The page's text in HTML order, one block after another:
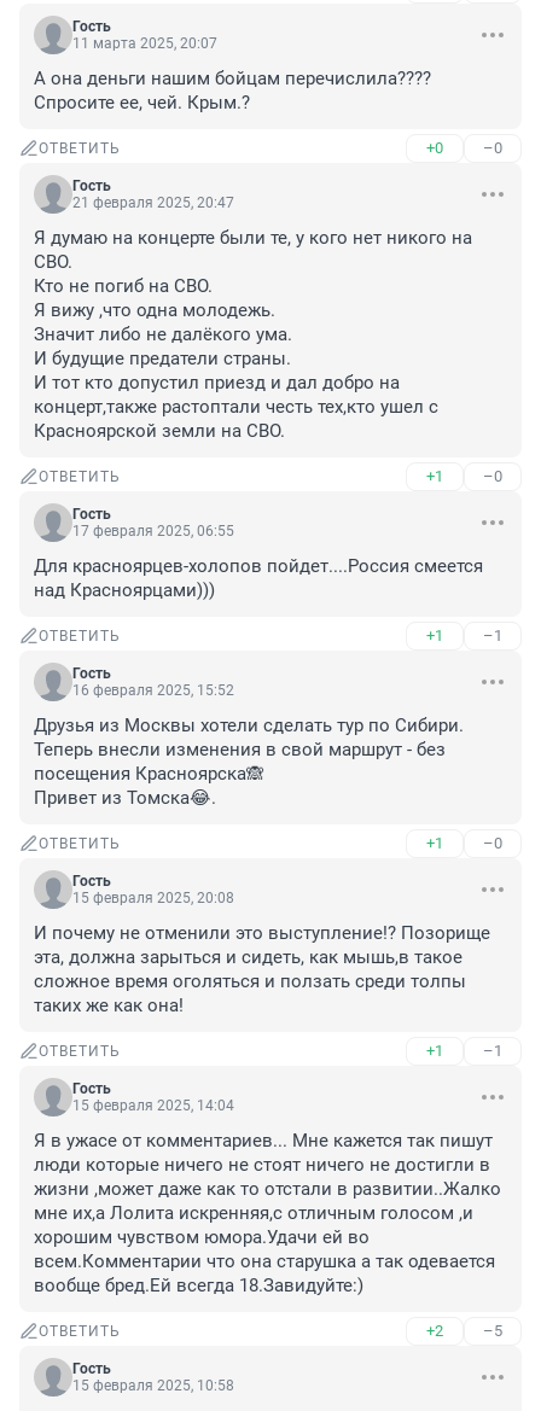
Гость
11 марта 2025, 20:07
А она деньги нашим бойцам перечислила????
Спросите ее, чей. Крым.?
ОТВЕТИТЬ +0 –0
Гость
21 февраля 2025, 20:47
Я думаю на концерте были те, у кого нет никого на
СВО.
Кто не погиб на СВО.
Я вижу ,что одна молодежь.
Значит либо не далёкого ума.
И будущие предатели страны.
И тот кто допустил приезд и дал добро на
концерт,также растоптали честь тех,кто ушел с
Красноярской земли на СВО.
ОТВЕТИТЬ +1 –0
Гость
17 февраля 2025, 06:55
Для красноярцев-холопов пойдет....Россия смеется
над Красноярцами)))
ОТВЕТИТЬ +1 –1
Гость
16 февраля 2025, 15:52
Друзья из Москвы хотели сделать тур по Сибири.
Теперь внесли изменения в свой маршрут - без
посещения Красноярска🙈
Привет из Томска😂.
ОТВЕТИТЬ +1 –0
Гость
15 февраля 2025, 20:08
И почему не отменили это выступление!? Позорище
эта, должна зарыться и сидеть, как мышь,в такое
сложное время оголяться и ползать среди толпы
таких же как она!
ОТВЕТИТЬ +1 –1
Гость
15 февраля 2025, 14:04
Я в ужасе от комментариев... Мне кажется так пишут
люди которые ничего не стоят ничего не достигли в
жизни ,может даже как то отстали в развитии..Жалко
мне их,а Лолита искренняя,с отличным голосом ,и
хорошим чувством юмора.Удачи ей во
всем.Комментарии что она старушка а так одевается
вообще бред.Ей всегда 18.Завидуйте:)
ОТВЕТИТЬ +2 –5
Гость
15 февраля 2025, 10:58